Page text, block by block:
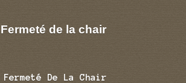
Fermeté de la chair
Fermeté De La Chair